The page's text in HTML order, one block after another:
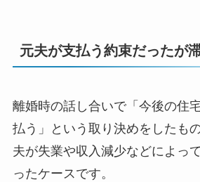
元夫が支払う約束だったが
離婚時の話し合いで「今後の住
払う」という取り決めをしたも
夫が失業や収入減少などによっ
ったケースです。